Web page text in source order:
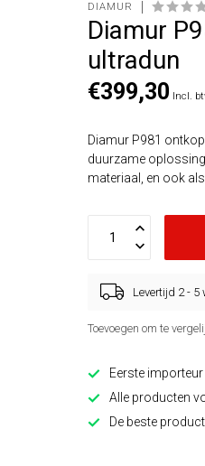
DIAMUR
Diamur
ultradun
€399,30 Incl.
Diamur P981
duurzame
materiaal, en ook
Levertijd 2 - 5
Toevoegen om te
Eerste
Alle producten
De beste